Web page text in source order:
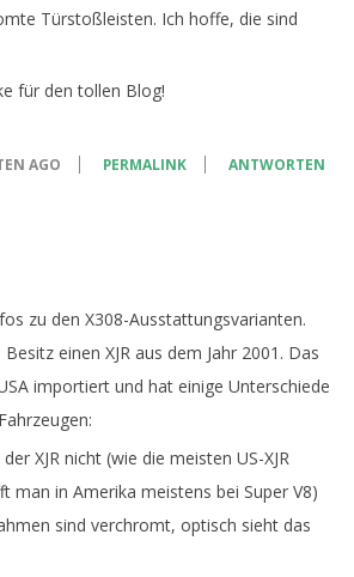
Türstoßleisten. Ich hoffe, die sind
für den tollen Blog!
AGO PERMALINK ANTWORTEN
zu den X308-Ausstattungsvarianten.
einen XJR aus dem Jahr 2001. Das
importiert und hat einige Unterschiede
XJR nicht (wie die meisten US-XJR
man in Amerika meistens bei Super V8)
sind verchromt, optisch sieht das